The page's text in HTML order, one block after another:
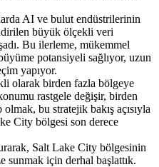
AI ve bulut endüstrilerinin
büyük ölçekli veri
Bu ilerleme, mükemmel
potansiyeli sağlıyor, uzun
yapıyor.
olarak birden fazla bölgeye
rastgele değişir, birden
bu stratejik bakış açısıyla
City bölgesi son derece
Salt Lake City bölgesinin
sunmak için derhal başlattık.